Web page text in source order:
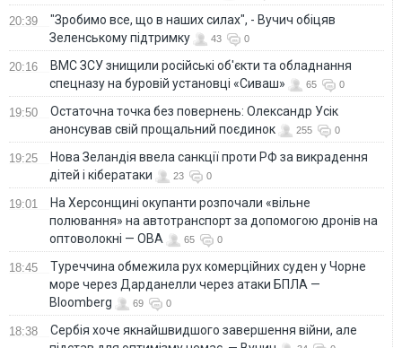
20:39
"Зробимо все, що в наших силах", - Вучич обіцяв
Зеленському підтримку
43 0
20:16
ВМС ЗСУ знищили російські об'єкти та обладнання
спецназу на буровій установці «Сиваш»
65 0
19:50
Остаточна точка без повернень: Олександр Усік
анонсував свій прощальний поєдинок
255 0
19:25
Нова Зеландія ввела санкції проти РФ за викрадення
дітей і кібератаки
23 0
19:01
На Херсонщині окупанти розпочали «вільне
полювання» на автотранспорт за допомогою дронів на
оптоволокні — ОВА
65 0
18:45
Туреччина обмежила рух комерційних суден у Чорне
море через Дарданелли через атаки БПЛА —
Bloomberg
69 0
18:38
Сербія хоче якнайшвидшого завершення війни, але